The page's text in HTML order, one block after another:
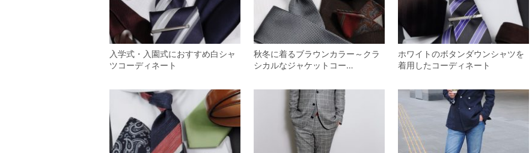
入学式・入園式におすすめ白シャ
ツコーディネート
秋冬に着るブラウンカラー～クラ
シカルなジャケットコー…
ホワイトのボタンダウンシャツを
着用したコーディネート